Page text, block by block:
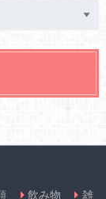
飲み物 雑